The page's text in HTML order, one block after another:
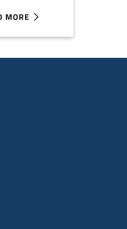
MORE
STARTUP IN THE NET 2019